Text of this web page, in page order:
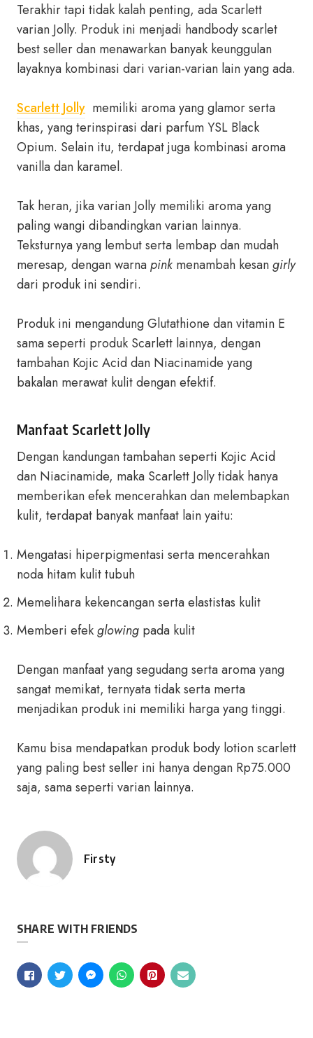
Terakhir tapi tidak kalah penting, ada Scarlett
varian Jolly. Produk ini menjadi handbody scarlet
best seller dan menawarkan banyak keunggulan
layaknya kombinasi dari varian-varian lain yang ada.
Scarlett Jolly memiliki aroma yang glamor serta
khas, yang terinspirasi dari parfum YSL Black
Opium. Selain itu, terdapat juga kombinasi aroma
vanilla dan karamel.
Tak heran, jika varian Jolly memiliki aroma yang
paling wangi dibandingkan varian lainnya.
Teksturnya yang lembut serta lembap dan mudah
meresap, dengan warnapink menambah kesangirly
dari produk ini sendiri.
Produk ini mengandung Glutathione dan vitamin E
sama seperti produk Scarlett lainnya, dengan
tambahan Kojic Acid dan Niacinamide yang
bakalan merawat kulit dengan efektif.
Manfaat Scarlett Jolly
Dengan kandungan tambahan seperti Kojic Acid
dan Niacinamide, maka Scarlett Jolly tidak hanya
memberikan efek mencerahkan dan melembapkan
kulit, terdapat banyak manfaat lain yaitu:
Mengatasi hiperpigmentasi serta mencerahkan
noda hitam kulit tubuh
Memelihara kekencangan serta elastistas kulit
Memberi efekglowing pada kulit
Dengan manfaat yang segudang serta aroma yang
sangat memikat, ternyata tidak serta merta
menjadikan produk ini memiliki harga yang tinggi.
Kamu bisa mendapatkan produk body lotion scarlett
yang paling best seller ini hanya dengan Rp75.000
saja, sama seperti varian lainnya.
Posted
Firsty
SHARE WITH FRIENDS